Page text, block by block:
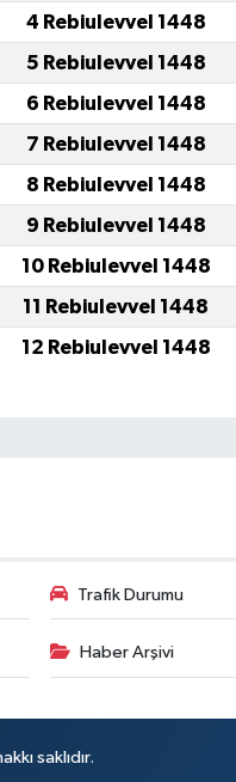
4 Rebiulevvel 1448
5 Rebiulevvel 1448
6 Rebiulevvel 1448
7 Rebiulevvel 1448
8 Rebiulevvel 1448
9 Rebiulevvel 1448
10 Rebiulevvel 1448
11 Rebiulevvel 1448
12 Rebiulevvel 1448
Trafik Durumu
Haber Arşivi
saklıdır.